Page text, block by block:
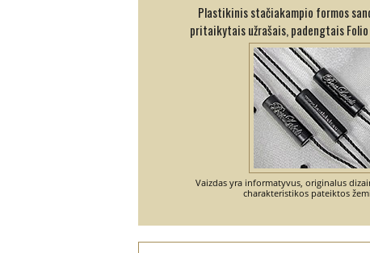
Plastikinis stačiakampio formos
pritaikytais užrašais, padengtais
Vaizdas yra informatyvus, originalus
charakteristikos pateiktos